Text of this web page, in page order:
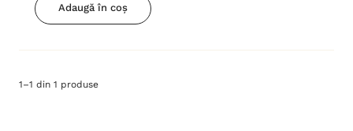
Adaugă în coș
1–1 din 1 produse